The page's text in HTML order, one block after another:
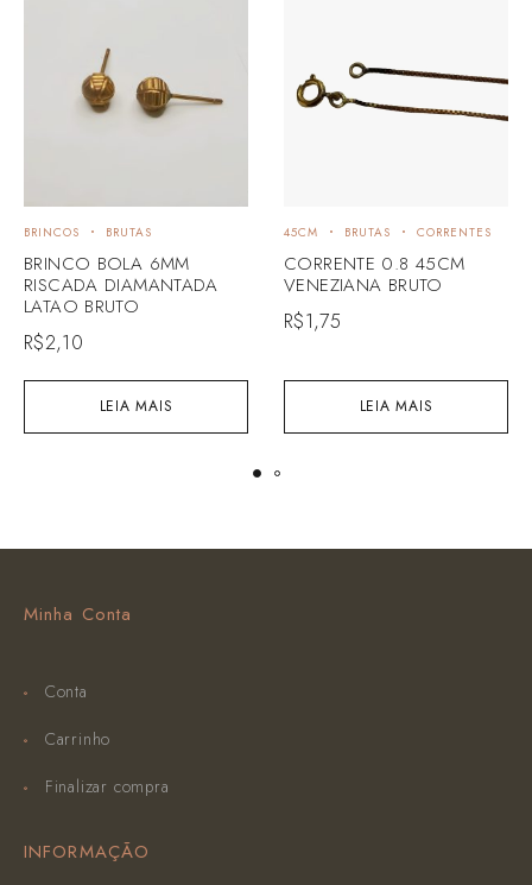
LEIA MAIS
BRINCOS BRUTAS
BRINCO BOLA 6MM
RISCADA DIAMANTADA
LATAO BRUTO
R$2,10
LEIA MAIS
45CM BRUTAS CORRENTES
CORRENTE 0.8 45CM
VENEZIANA BRUTO
R$1,75
Minha Conta
Conta
Carrinho
Finalizar compra
INFORMAÇÃO